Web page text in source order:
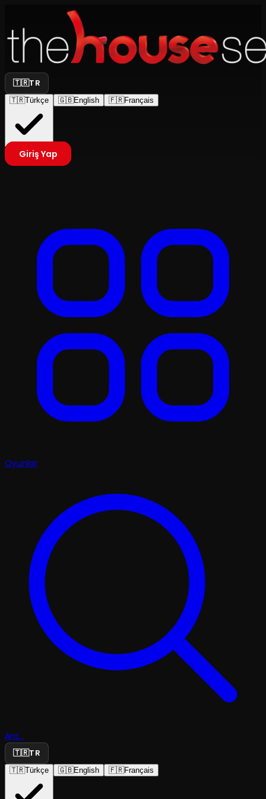
🇹🇷TR
🇹🇷Türkçe 🇬🇧English 🇫🇷Français
Giriş Yap
Oyunlar
Ara...
🇹🇷TR
🇹🇷Türkçe 🇬🇧English 🇫🇷Français